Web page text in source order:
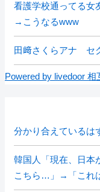
看護学校通ってる女
→こうなるwww
田﨑さくらアナ セ
Powered by livedoor 相
分かり合えているは
韓国人「現在、日本
こちら…」→「これ